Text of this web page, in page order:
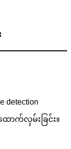
detection
ာက်လှမ်းခြင်း။